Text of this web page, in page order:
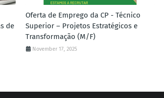
de
Oferta de Emprego da CP - Técnico
Superior – Projetos Estratégicos e
Transformação (M/F)
November 17, 2025